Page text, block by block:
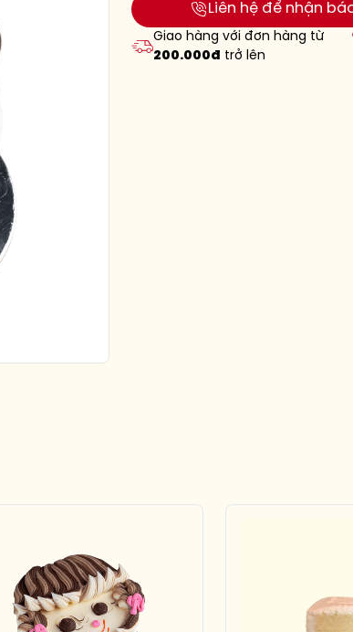
Liên hệ để nhận
Giao hàng với đơn hàng từ
200.000đ trở lên